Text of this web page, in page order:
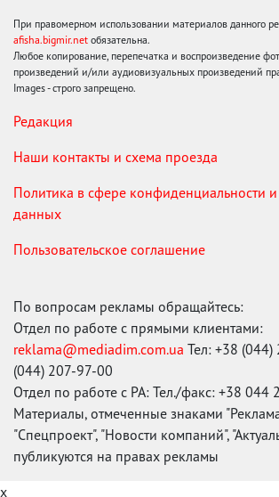
При правомерном использовании материалов данного
afisha.bigmir.net обязательна.
Любое копирование, перепечатка и воспроизведение
произведений и/или аудиовизуальных произведений
Images - строго запрещено.
Редакция
Наши контакты и схема проезда
Политика в сфере конфиденциальности
данных
Пользовательское соглашение
По вопросам рекламы обращайтесь:
Отдел по работе с прямыми клиентами:
reklama@mediadim.com.ua Тел: +38
(044) 207-97-00
Отдел по работе с РА: Тел./факс: +38 044
Материалы, отмеченные знаками
"Спецпроект", "Новости компаний",
публикуются на правах рекламы
x